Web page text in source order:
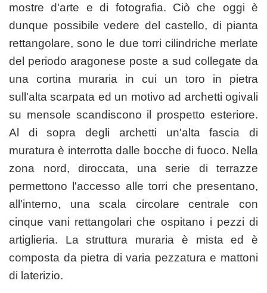
mostre d'arte e di fotografia. Ciò che oggi è
dunque possibile vedere del castello, di pianta
rettangolare, sono le due torri cilindriche merlate
del periodo aragonese poste a sud collegate da
una cortina muraria in cui un toro in pietra
sull'alta scarpata ed un motivo ad archetti ogivali
su mensole scandiscono il prospetto esteriore.
Al di sopra degli archetti un'alta fascia di
muratura è interrotta dalle bocche di fuoco. Nella
zona nord, diroccata, una serie di terrazze
permettono l'accesso alle torri che presentano,
all'interno, una scala circolare centrale con
cinque vani rettangolari che ospitano i pezzi di
artiglieria. La struttura muraria è mista ed è
composta da pietra di varia pezzatura e mattoni
di laterizio.